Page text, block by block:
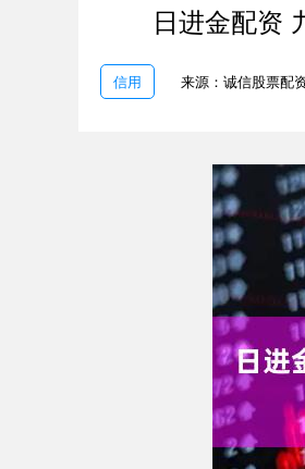
日进金配资
信用 来源：诚信股票配